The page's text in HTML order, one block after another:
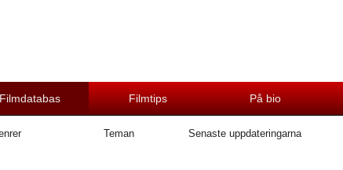
Filmdatabas Filmtips På bio
Teman Senaste uppdateringarna